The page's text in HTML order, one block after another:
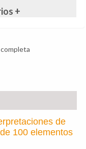
+
de
100 elementos